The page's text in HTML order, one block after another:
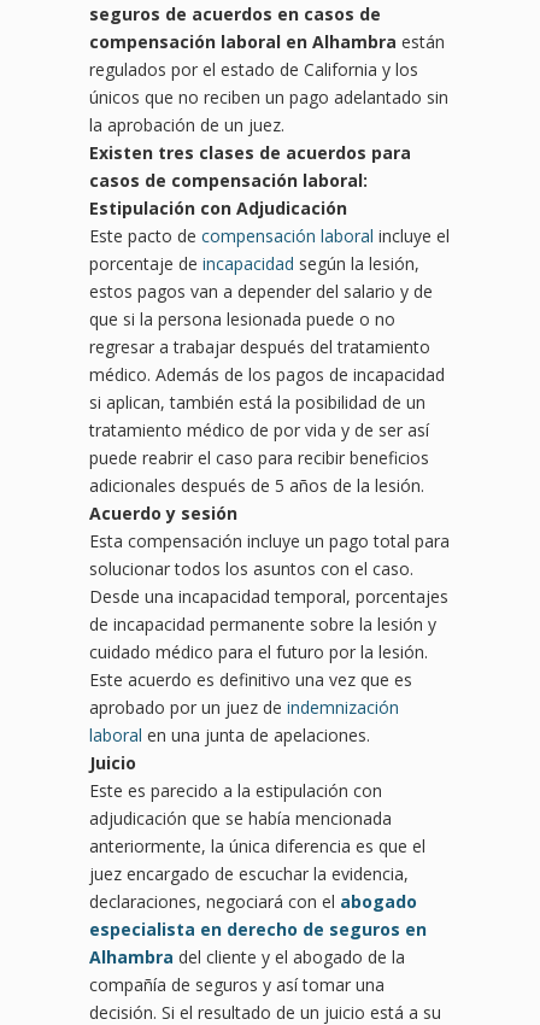
seguros de acuerdos en casos de
compensación laboral en Alhambra están
regulados por el estado de California y los
únicos que no reciben un pago adelantado sin
la aprobación de un juez.
Existen tres clases de acuerdos para
casos de compensación laboral:
Estipulación con Adjudicación
Este pacto de compensación laboral incluye el
porcentaje de incapacidad según la lesión,
estos pagos van a depender del salario y de
que si la persona lesionada puede o no
regresar a trabajar después del tratamiento
médico. Además de los pagos de incapacidad
si aplican, también está la posibilidad de un
tratamiento médico de por vida y de ser así
puede reabrir el caso para recibir beneficios
adicionales después de 5 años de la lesión.
Acuerdo y sesión
Esta compensación incluye un pago total para
solucionar todos los asuntos con el caso.
Desde una incapacidad temporal, porcentajes
de incapacidad permanente sobre la lesión y
cuidado médico para el futuro por la lesión.
Este acuerdo es definitivo una vez que es
aprobado por un juez de indemnización
laboral en una junta de apelaciones.
Juicio
Este es parecido a la estipulación con
adjudicación que se había mencionada
anteriormente, la única diferencia es que el
juez encargado de escuchar la evidencia,
declaraciones, negociará con el abogado
especialista en derecho de seguros en
Alhambra del cliente y el abogado de la
compañía de seguros y así tomar una
decisión. Si el resultado de un juicio está a su